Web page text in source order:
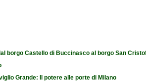
borgo Castello di Buccinasco al borgo San
Grande: Il potere alle porte di Milano